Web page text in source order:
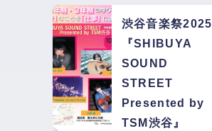
渋谷音楽祭2025
『SHIBUYA
SOUND
STREET
Presented by
TSM渋谷』